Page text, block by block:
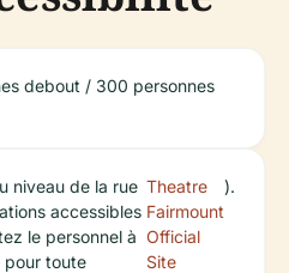
debout / 300 personnes
niveau de la rue
accessibles
le personnel à
pour toute
Theatre
Fairmount
Official
Site
).